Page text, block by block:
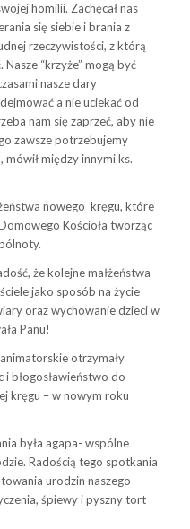
homilii. Zachęcał nas
się siebie i brania z
rzeczywistości, z którą
“krzyże” mogą być
nasze dary
a nie uciekać od
nam się zaprzeć, aby nie
zawsze potrzebujemy
między innymi ks.
nowego kręgu, które
Kościoła tworząc
że kolejne małżeństwa
jako sposób na życie
oraz wychowanie dzieci w
Panu!
otrzymały
i błogosławieństwo do
kręgu – w nowym roku
była agapa- wspólne
Radością tego spotkania
urodzin naszego
śpiewy i pyszny tort